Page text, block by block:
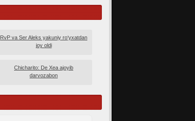
RvP va Ser Aleks yakuniy ro‘yxatdan
joy oldi
Chicharito: De Xea ajoyib
darvozabon